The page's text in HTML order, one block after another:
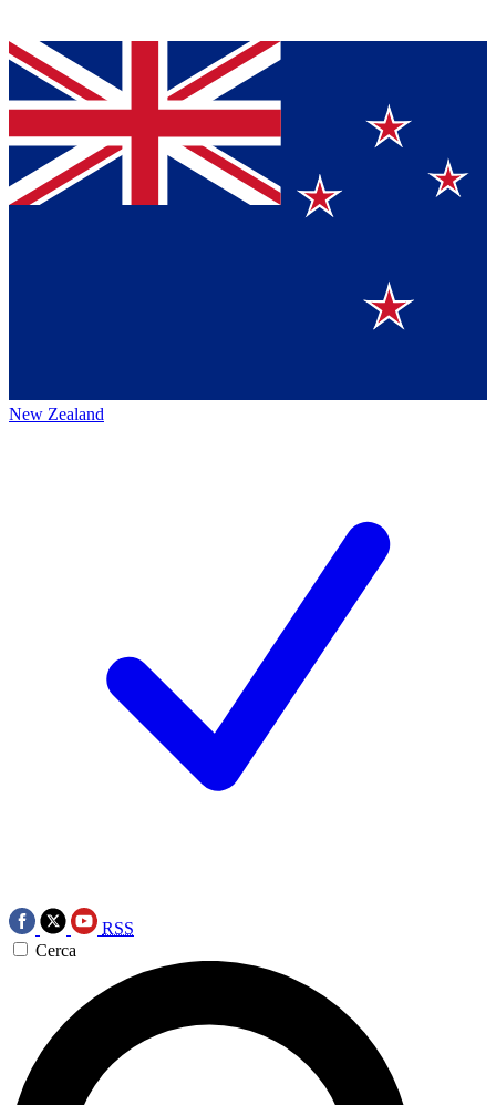
New Zealand
RSS
Cerca